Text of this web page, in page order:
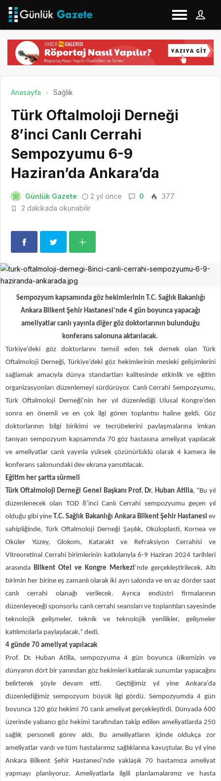
Anasayfa Sağlık
Türk Oftalmoloji Derneği
8’inci Canlı Cerrahi
Sempozyumu 6-9
Haziran’da Ankara’da
Günlük Gazete 2 yıl önce 0
377
2 dakikada okunabilir
Sempozyum kapsamında göz hekimlerinin T.C. Sağlık Bakanlığı
Ankara Bilkent Şehir Hastanesi’nde 4 gün boyunca yapacağı
ameliyatlar canlı yayınla diğer göz doktorlarının bulunduğu
konferans salonuna aktarılacak.
Türkiye’deki göz doktorlarını temsil eden tek dernek olan Türk
Oftalmoloji Derneği, Türkiye’deki göz hekimlerinin mesleki gelişimlerini
sağlamak amacıyla dünya standartları kalitesinde etkinlik ve eğitim
organizasyonları düzenlemeyi sürdürüyor. Canlı Cerrahi Sempozyumu,
Türk Oftalmoloji Derneği’nin her yıl düzenlediği Ulusal Kongre’den
sonra en önemli ve en çok ilgi gören toplantısı haline geldi. Göz
doktorlarının bilgi birikimi ve tecrübelerini paylaşmalarına imkan
tanıyan sempozyum kapsamında 70 göz hastasına ameliyat yapılacak
ve ameliyatlar canlı yayınla yüksek çözünürlüklü olarak 4 kamera ile
konferans salonundaki dev ekrana yansıtılacak.
Eğitim her şartta sürmeli
Türk Oftalmoloji Derneği Genel Başkanı Prof. Dr. Huban Atilla, “Bu yıl
düzenlenecek olan TOD 8’inci Canlı Cerrahi sempozyumu geçen yıl
olduğu gibi yineT.C. Sağlık Bakanlığı Ankara Bilkent Şehir Hastanesi ev
sahipliğinde, Türk Oftalmoloji Derneği Şaşılık, Oküloplasti, Kornea ve
Oküler Yüzey, Glokom, Katarakt ve Refraksiyon Cerrahisi ve
Vitreoretinal Cerrahi birimlerinin katkılarıyla 6-9 Haziran 2024 tarihleri
arasında Bilkent Otel ve Kongre Merkezi’nde gerçekleştirilecek. Altı
birimin her birine eş zamanlı olarak iki ayrı salonda ve en az dörder saat
canlı cerrahi olanağı verilecek. Ayrıca endüstri firmalarının
düzenleyeceği sponsorlu canlı cerrahi seansları ve toplantıları sayesinde
teknolojik gelişmeler, teknik ve teknolojik yenilikler, gelişmeler
katılımcılarla paylaşılacak.” dedi.
4 günde 70 ameliyat yapılacak
Prof. Dr. Huban Atilla, sempozyuma 4 gün boyunca ülkemizin ve
dünyanın dört bir yanından göz hekimleri katılarak sunumlar yapacağını
belirterek şöyle devam etti. Geçtiğimiz yıl yine Ankara’da
düzenlediğimiz sempozyum büyük ilgi gördü. Sempozyumda 4 gün
boyunca 120 göz hekimi 70 canlı ameliyat gerçekleştirdi. Dünyada 600
üzerinde yabancı göz hekimi tarafından takip edilen ameliyatlarda 250
sağlık personeli görev aldı. Bu ameliyatların içinde oldukça zor
ameliyatlar vardı ve tüm hastalarımız sağlıklarına kavuştular. Bu yıl yine
Ankara Bilkent Şehir Hastanesi’nde yaklaşık 70 hastamıza ameliyat
yapmayı planlıyoruz. Ameliyatlarla ilgili planlamalarımız ve hasta